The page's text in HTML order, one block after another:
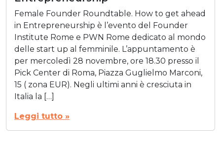
Female Founder Roundtable. How to get ahead
in Entrepreneurship è l’evento del Founder
Institute Rome e PWN Rome dedicato al mondo
delle start up al femminile. L’appuntamento è
per mercoledì 28 novembre, ore 18.30 presso il
Pick Center di Roma, Piazza Guglielmo Marconi,
15 ( zona EUR). Negli ultimi anni è cresciuta in
Italia la […]
Leggi tutto »